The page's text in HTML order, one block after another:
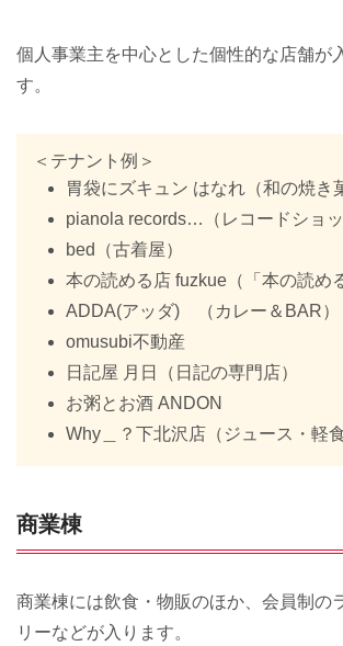
個人事業主を中心とした個性的な店舗が
す。
＜テナント例＞
胃袋にズキュン はなれ（和の焼き
pianola records…（レコードショッ
bed（古着屋）
本の読める店 fuzkue（「本の読め
ADDA(アッダ) （カレー＆BAR）
omusubi不動産
日記屋 月日（日記の専門店）
お粥とお酒 ANDON
Why＿？下北沢店（ジュース・軽食
商業棟
商業棟には飲食・物販のほか、会員制の
リーなどが入ります。